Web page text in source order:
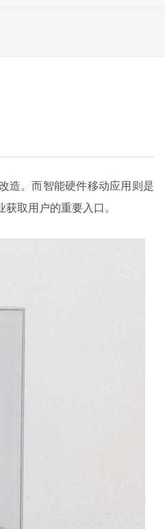
造。而智能硬件移动应用则是
取用户的重要入口。